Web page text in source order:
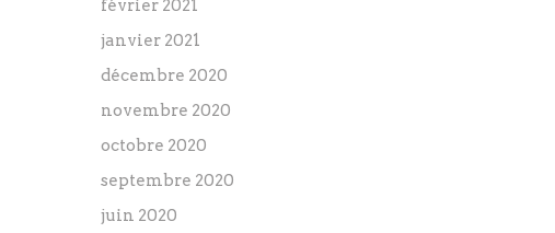
février 2021
janvier 2021
décembre 2020
novembre 2020
octobre 2020
septembre 2020
juin 2020